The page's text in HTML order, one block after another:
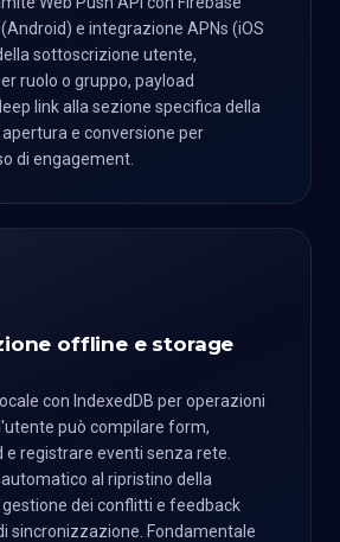
e integrazione APNs (iOS
sottoscrizione utente,
ruolo o gruppo, payload
link alla sezione specifica della
apertura e conversione per
di engagement.
offline e storage
con IndexedDB per operazioni
può compilare form,
registrare eventi senza rete.
al ripristino della
dei conflitti e feedback
sincronizzazione. Fondamentale